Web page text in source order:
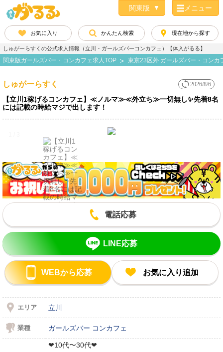
メニュー
お気に入り かんたん検索 現在地から探す
しゅがーらすくの公式求人情報（立川・ガールズバーコンカフェ）【体入がるる】
関東版ガールズバー・コンカフェ求人TOP 東京23区外 ガールズバー・コンカ
2026/8/6
しゅがーらすく
【立川1稼げるコンカフェ】≪ノルマ≫≪外立ち≫一切無し✨先着8名
には記載の時給マジで出します！
電話応募
LINE応募
WEBから応募 お気に入り追加
エリア 立川
業種 ガールズバー コンカフェ
❤10代〜30代❤